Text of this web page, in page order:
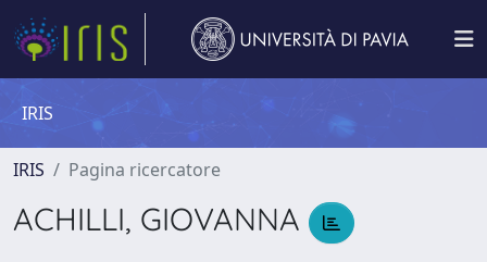
IRIS
IRIS Pagina ricercatore
ACHILLI, GIOVANNA